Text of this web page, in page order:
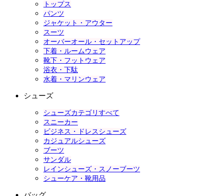
トップス
パンツ
ジャケット・アウター
スーツ
オーバーオール・セットアップ
下着・ルームウェア
靴下・フットウェア
浴衣・下駄
水着・マリンウェア
シューズ
シューズカテゴリすべて
スニーカー
ビジネス・ドレスシューズ
カジュアルシューズ
ブーツ
サンダル
レインシューズ・スノーブーツ
シューケア・靴用品